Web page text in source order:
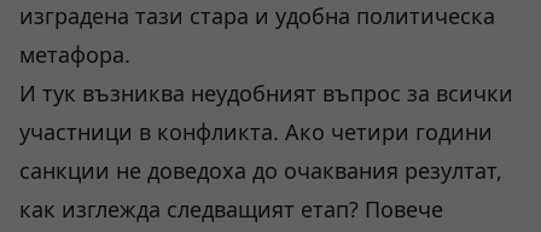
изградена тази стара и удобна политическа
метафора.
И тук възниква неудобният въпрос за всички
участници в конфликта. Ако четири години
санкции не доведоха до очаквания резултат,
как изглежда следващият етап? Повече